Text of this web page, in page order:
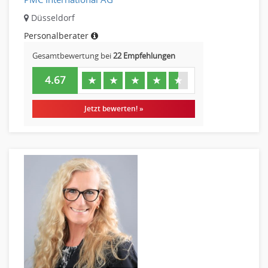
Steuern
Treasury
Wirtschaftsprüfung
Elektrik, Sanitär, Heizung, Klima
Fertigung, Produktion
Gastronomie, Hotellerie
Holzhandwerk
Handwerk, Dienstleistung & Fertigung Leitung, Teamleitung
Maler, Lackierer
Mechaniker
Düsseldorf
Personalberater
Gesamtbewertung bei22 Empfehlungen
4.67 ★ ★ ★ ★ ★
Jetzt bewerten! »